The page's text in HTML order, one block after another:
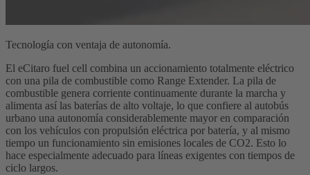
Tecnología con ventaja de autonomía.
El eCitaro fuel cell combina un accionamiento totalmente eléctrico
con una pila de combustible como Range Extender. La pila de
combustible genera corriente continuamente durante la marcha y
alimenta así las baterías de alto voltaje, lo que confiere al autobús
urbano una autonomía considerablemente mayor en comparación
con los vehículos con propulsión eléctrica por batería, y al mismo
tiempo un funcionamiento sin emisiones locales de CO2. Esto lo
hace especialmente adecuado para líneas exigentes con tiempos de
ciclo largos.